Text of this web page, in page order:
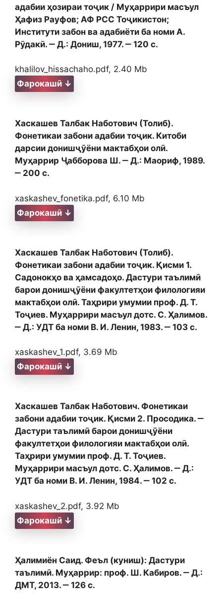
адабии ҳозираи тоҷик / Муҳаррири масъул
Ҳафиз Рауфов; АФ РСС Тоҷикистон;
Институти забон ва адабиёти ба номи А.
Рӯдакӣ. ‒ Д.: Дониш, 1977. ‒ 120 с.
khalilov_hissachaho.pdf, 2.40 Mb
Фарокашӣ ↓
Хаскашев Талбак Наботович (Толиб).
Фонетикаи забони адабии тоҷик. Китоби
дарсии донишҷӯёни мактабҳои олӣ.
Муҳаррир Ҷабборова Ш. ‒ Д.: Маориф, 1989.
‒ 200 с.
xaskashev_fonetika.pdf, 6.10 Mb
Фарокашӣ ↓
Хаскашев Талбак Наботович (Толиб).
Фонетикаи забони адабии тоҷик. Қисми 1.
Садонокҳо ва ҳамсадоҳо. Дастури таълимӣ
барои донишҷӯёни факултетҳои филологияи
мактабҳои олӣ. Таҳрири умумии проф. Д. Т.
Тоҷиев. Муҳаррири масъул дотс. С. Ҳалимов.
‒ Д.: УДТ ба номи В. И. Ленин, 1983. ‒ 103 с.
xaskashev_1.pdf, 3.69 Mb
Фарокашӣ ↓
Хаскашев Талбак Наботович. Фонетикаи
забони адабии тоҷик. Қисми 2. Просодика. ‒
Дастури таълимӣ барои донишҷӯёни
факултетҳои филологияи мактабҳои олӣ.
Таҳрири умумии проф. Д. Т. Тоҷиев.
Муҳаррири масъул дотс. С. Ҳалимов. ‒ Д.:
УДТ ба номи В. И. Ленин, 1984. ‒ 102 с.
xaskashev_2.pdf, 3.92 Mb
Фарокашӣ ↓
Ҳалимиён Саид. Феъл (куниш): Дастури
таълимӣ. Муҳаррир: проф. Ш. Кабиров. ‒ Д.:
ДМТ, 2013. ‒ 126 с.